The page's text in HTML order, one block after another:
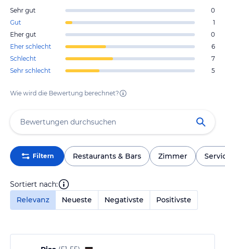
Sehr gut
0
Gut
1
Eher gut
0
Eher schlecht
6
Schlecht
7
Sehr schlecht
5
Wie wird die Bewertung berechnet?
Filtern Restaurants & Bars Zimmer
Sortiert nach:
Relevanz
Neueste Negativste Positivste